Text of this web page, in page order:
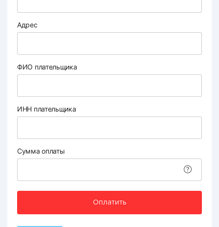
Адрес
ФИО плательщика
ИНН плательщика
Сумма оплаты
Оплатить